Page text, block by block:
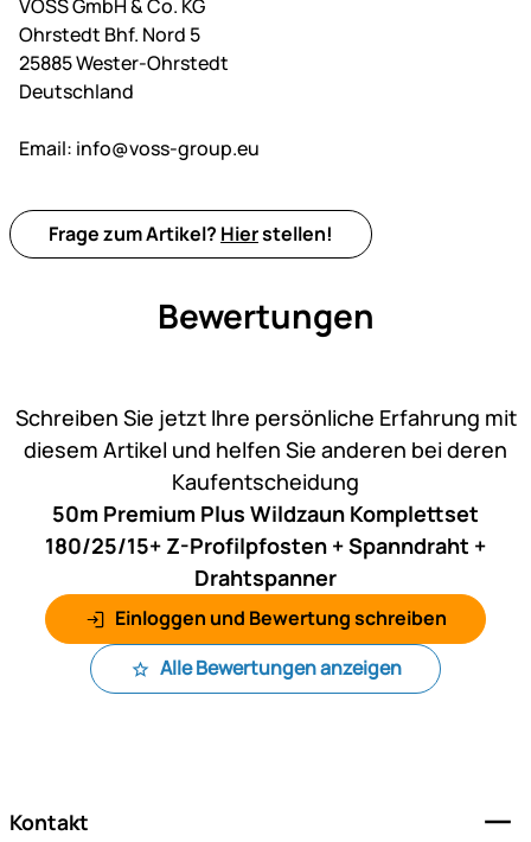
VOSS GmbH & Co. KG
Ohrstedt Bhf. Nord 5
25885 Wester-Ohrstedt
Deutschland
Email: info@voss-group.eu
Frage zum Artikel? Hierstellen!
Bewertungen
Schreiben Sie jetzt Ihre persönliche Erfahrung mit
diesem Artikel und helfen Sie anderen bei deren
Kaufentscheidung
50m Premium Plus Wildzaun Komplettset
180/25/15+ Z-Profilpfosten + Spanndraht +
Drahtspanner
Einloggen und Bewertung schreiben
Alle Bewertungen anzeigen
Kontakt